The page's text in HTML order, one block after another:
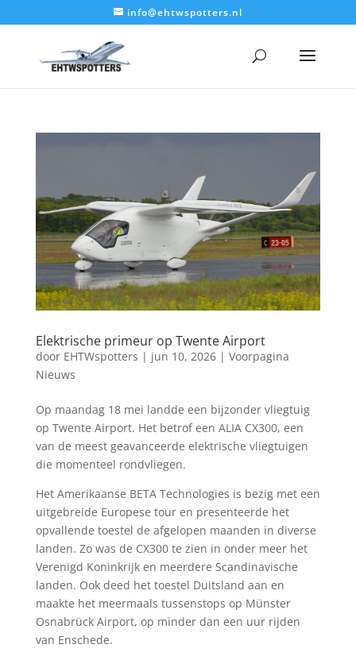
info@ehtwspotters.nl
Elektrische primeur op Twente Airport
door EHTWspotters | jun 10, 2026| Voorpagina
Nieuws
Op maandag 18 mei landde een bijzonder vliegtuig
op Twente Airport. Het betrof een ALIA CX300, een
van de meest geavanceerde elektrische vliegtuigen
die momenteel rondvliegen.
Het Amerikaanse BETA Technologies is bezig met een
uitgebreide Europese tour en presenteerde het
opvallende toestel de afgelopen maanden in diverse
landen. Zo was de CX300 te zien in onder meer het
Verenigd Koninkrijk en meerdere Scandinavische
landen. Ook deed het toestel Duitsland aan en
maakte het meermaals tussenstops op Münster
Osnabrück Airport, op minder dan een uur rijden
van Enschede.